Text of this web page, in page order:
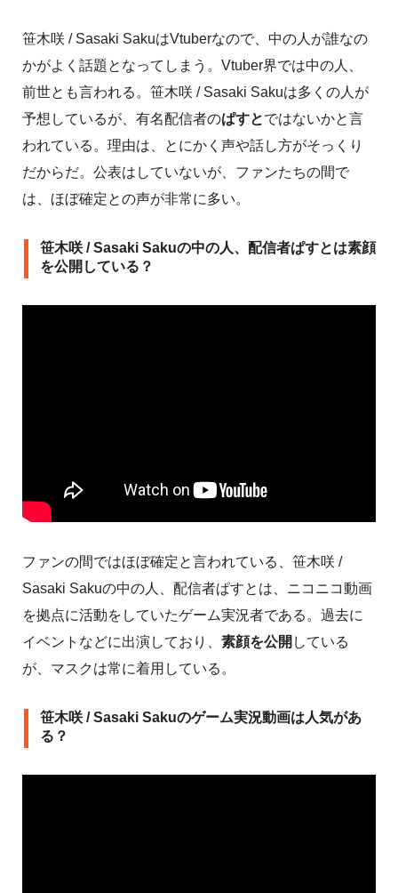
笹木咲 / Sasaki SakuはVtuberなので、中の人が誰なの
かがよく話題となってしまう。Vtuber界では中の人、
前世とも言われる。笹木咲 / Sasaki Sakuは多くの人が
予想しているが、有名配信者のぱすとではないかと言
われている。理由は、とにかく声や話し方がそっくり
だからだ。公表はしていないが、ファンたちの間で
は、ほぼ確定との声が非常に多い。
笹木咲 / Sasaki Sakuの中の人、配信者ぱすとは素顔
を公開している？
ファンの間ではほぼ確定と言われている、笹木咲 /
Sasaki Sakuの中の人、配信者ぱすとは、ニコニコ動画
を拠点に活動をしていたゲーム実況者である。過去に
イベントなどに出演しており、 素顔を公開 している
が、マスクは常に着用している。
笹木咲 / Sasaki Sakuのゲーム実況動画は人気があ
る？